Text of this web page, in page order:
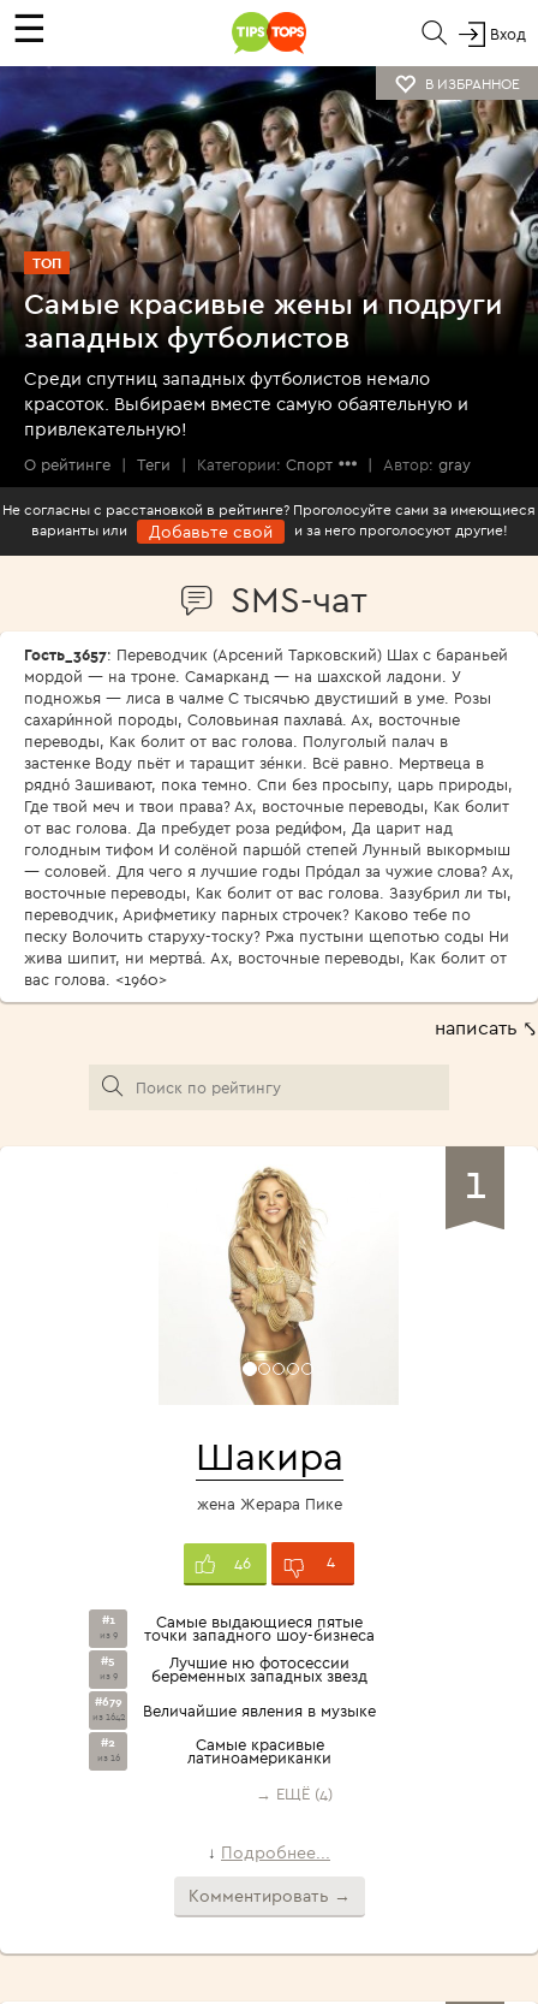
☰ Вход
В ИЗБРАННОЕ
ТОП
Самые красивые жены и подруги
западных футболистов
Среди спутниц западных футболистов немало
красоток. Выбираем вместе самую обаятельную и
привлекательную!
О рейтинге | Теги | Категории: Спорт | Автор: gray
Не согласны с расстановкой в рейтинге? Проголосуйте сами за имеющиеся
варианты или
Добавьте свой и за него проголосуют другие!
SMS-чат
Гость_3657: Переводчик (Арсений Тарковский) Шах с бараньей
мордой — на троне. Самарканд — на шахской ладони. У
подножья — лиса в чалме С тысячью двустиший в уме. Розы
сахари́нной породы, Соловьиная пахлава́. Ах, восточные
переводы, Как болит от вас голова. Полуголый палач в
застенке Воду пьёт и таращит зе́нки. Всё равно. Мертвеца в
рядно́ Зашивают, пока темно. Спи без просыпу, царь природы,
Где твой меч и твои права? Ах, восточные переводы, Как болит
от вас голова. Да пребудет роза реди́фом, Да царит над
голодным тифом И солёной паршо́й степей Лунный выкормыш
— соловей. Для чего я лучшие годы Про́дал за чужие слова? Ах,
восточные переводы, Как болит от вас голова. Зазубрил ли ты,
переводчик, Арифметику парных строчек? Каково тебе по
песку Волочить старуху-тоску? Ржа пустыни щепотью соды Ни
жива шипит, ни мертва́. Ах, восточные переводы, Как болит от
вас голова. <1960>
написать ⤣
1
Шакира
жена Жерара Пике
46 4
#1
из 9
Самые выдающиеся пятые
точки западного шоу-бизнеса
#5
из 9
Лучшие ню фотосессии
беременных западных звезд
#679
из 1642 Величайшие явления в музыке
#2
из 16
Самые красивые
латиноамериканки
→ ЕЩЁ (4)
↓ Подробнее...
Комментировать →